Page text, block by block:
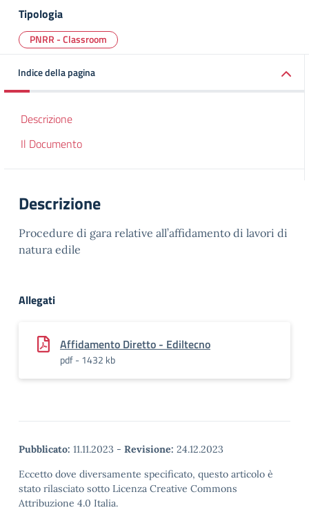
Tipologia
PNRR - Classroom
Indice della pagina
Descrizione
Il Documento
Descrizione
Procedure di gara relative all’affidamento di lavori di
natura edile
Allegati
Affidamento Diretto - Ediltecno
pdf - 1432 kb
Pubblicato: 11.11.2023 - Revisione: 24.12.2023
Eccetto dove diversamente specificato, questo articolo è
stato rilasciato sotto Licenza Creative Commons
Attribuzione 4.0 Italia.